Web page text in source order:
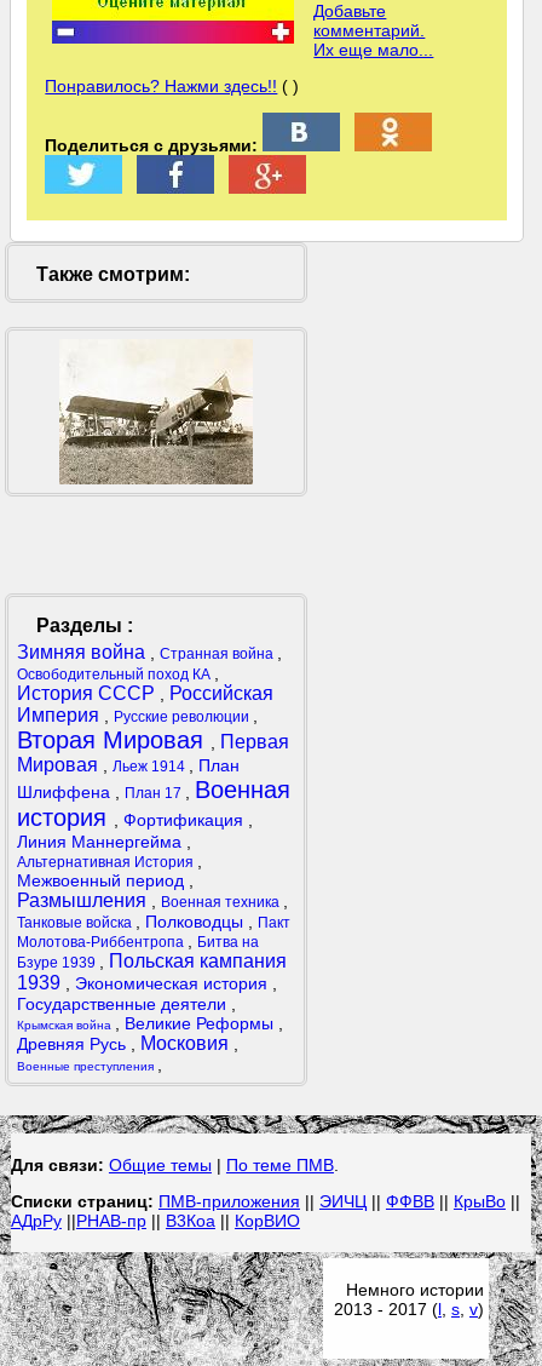
Добавьте
комментарий.
Их еще мало...
Понравилось? Нажми здесь!! ( )
Поделиться с друзьями:
Также смотрим:
Разделы :
Зимняя война , Странная война ,
Освободительный поход КА ,
История СССР , Российская
Империя , Русские революции ,
Вторая Мировая , Первая
Мировая , Льеж 1914 , План
Шлиффена , План 17 , Военная
история , Фортификация ,
Линия Маннергейма ,
Альтернативная История ,
Межвоенный период ,
Размышления , Военная техника ,
Танковые войска , Полководцы , Пакт
Молотова-Риббентропа , Битва на
Бзуре 1939 , Польская кампания
1939 , Экономическая история ,
Государственные деятели ,
Крымская война , Великие Реформы ,
Древняя Русь , Московия ,
Военные преступления ,
Для связи: Общие темы | По теме ПМВ.
Списки страниц: ПМВ-приложения || ЭИЧЦ|| ФФВВ|| КрыВо||
АДрРу||РНАВ-пр|| В3Коа|| КорВИО
Немного истории
2013 - 2017 (l,s,v)